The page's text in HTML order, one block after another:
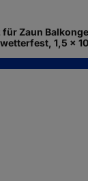
Zaun
1,5 x